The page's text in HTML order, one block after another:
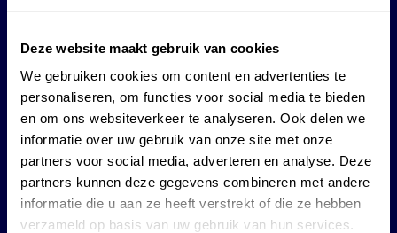
Deze website maakt gebruik van cookies
We gebruiken cookies om content en advertenties te
personaliseren, om functies voor social media te bieden
en om ons websiteverkeer te analyseren. Ook delen we
informatie over uw gebruik van onze site met onze
partners voor social media, adverteren en analyse. Deze
partners kunnen deze gegevens combineren met andere
informatie die u aan ze heeft verstrekt of die ze hebben
verzameld op basis van uw gebruik van hun services.
Tank-
en
laadpas
aanvragen